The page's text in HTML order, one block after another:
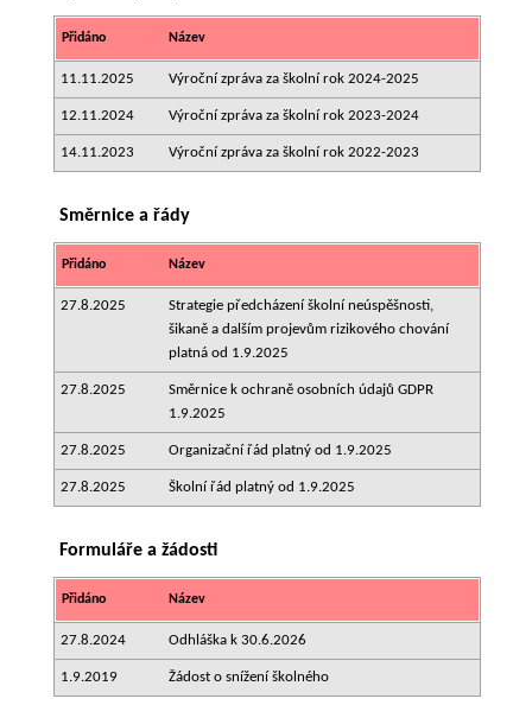
Přidáno Název
11.11.2025 Výroční zpráva za školní rok 2024-2025
12.11.2024 Výroční zpráva za školní rok 2023-2024
14.11.2023 Výroční zpráva za školní rok 2022-2023
Směrnice a řády
Přidáno Název
27.8.2025
Strategie předcházení školní neúspěšnosti,
šikaně a dalším projevům rizikového chování
platná od 1.9.2025
27.8.2025
Směrnice k ochraně osobních údajů GDPR
1.9.2025
27.8.2025 Organizační řád platný od 1.9.2025
27.8.2025 Školní řád platný od 1.9.2025
Formuláře a žádosti
Přidáno Název
27.8.2024 Odhláška k 30.6.2026
1.9.2019 Žádost o snížení školného